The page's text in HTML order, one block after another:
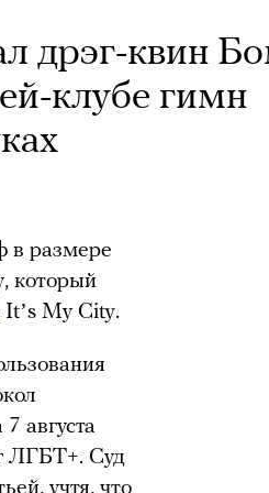
дрэг-квин
клубе гимн
в размере
который
Itʼs My City.
августа
ЛГБТ+. Суд
учтя, что